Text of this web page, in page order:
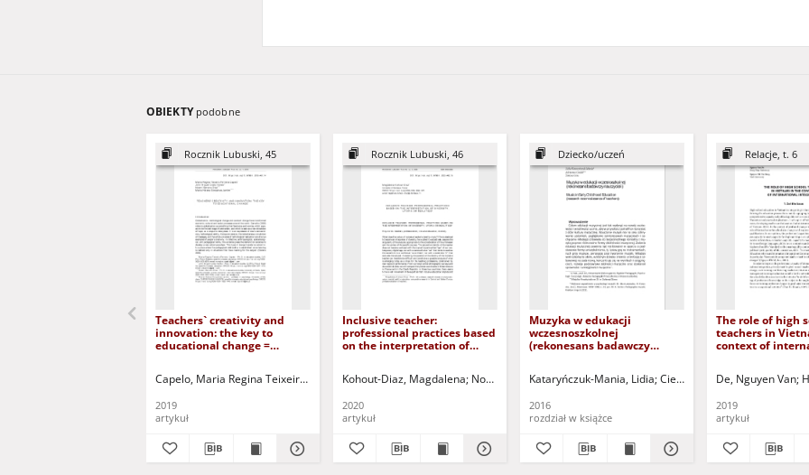
OBIEKTY podobne
Rocznik Lubuski, 45
Teachers` creativity and
innovation: the key to
educational change =
edukacji
Capelo, Maria Regina Teixeira Ferreira Costa Varela, John Miguel Diaz, Noemí Serrano Jardim, Maria Helena Gonçalves
2019
artykuł
Rocznik Lubuski, 46
Inclusive teacher:
professional practices based
on the interpretation of
praktyka zawodowa oparta
różnorodności, utopii czy
realiów?
Kohout-Diaz, Magdalena Nowak, Beata Maria - red. Paprzycka, Emilia - red. Narkiewicz-
2020
artykuł
Dziecko/uczeń
Muzyka w edukacji
wczesnoszkolnej
(rekonesans badawczy
(research reconnaissance of
Kataryńczuk-Mania, Lidia Cieślik, Adrianna
2016
rozdział w książce
Relacje, t. 6
The role of high
teachers in
context of
Wietnamie w
De, Nguyen Van
2019
artykuł